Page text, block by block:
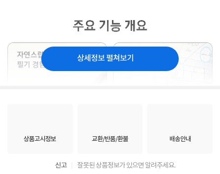
상세정보 펼쳐보기
상품고시정보 교환/반품/환불 배송안내
신고 잘못된 상품정보가 있으면 알려주세요.